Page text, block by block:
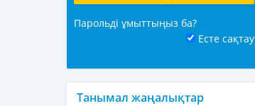
Парольді ұмыттыңыз ба?
Есте сақтау
Танымал жаңалықтар